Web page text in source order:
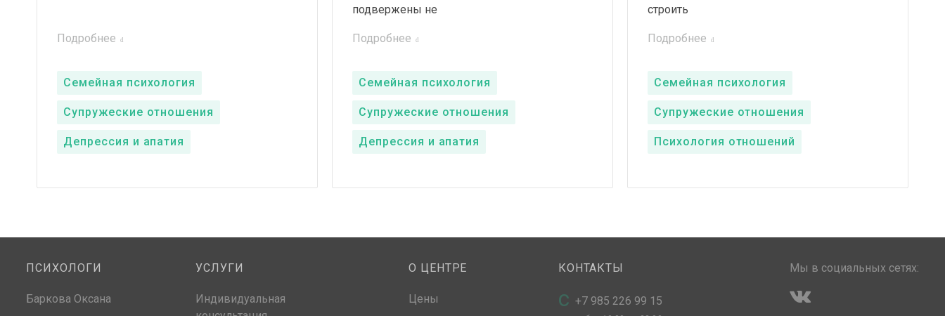
Подробнее
Семейная психология
Супружеские отношения
Депрессия и апатия
подвержены не
Подробнее
Семейная психология
Супружеские отношения
Депрессия и апатия
строить
Подробнее
Семейная психология
Супружеские отношения
Психология отношений
ПСИХОЛОГИ
Баркова Оксана
УСЛУГИ
Индивидуальная
О ЦЕНТРЕ
Цены
КОНТАКТЫ
+7 985 226 99 15
Мы в социальных сетях: